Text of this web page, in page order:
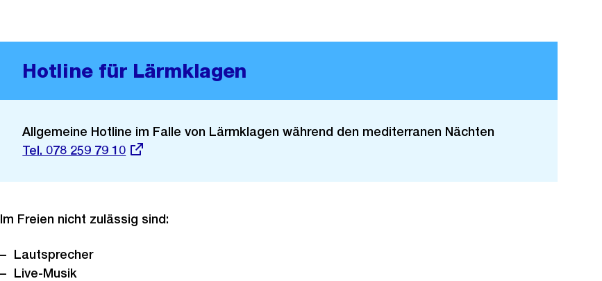
Hotline für Lärmklagen
Allgemeine Hotline im Falle von Lärmklagen während den mediterranen Nächten
Externer
Tel. 078 259 79 10
Im Freien nicht zulässig sind:
Lautsprecher
Live-Musik